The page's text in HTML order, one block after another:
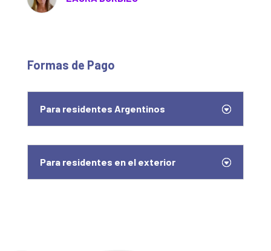
Formas de Pago
Para residentes Argentinos
Para residentes en el exterior